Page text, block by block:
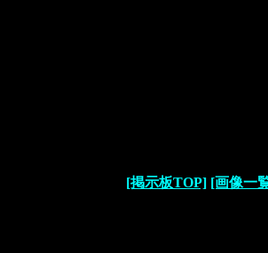
[掲示板TOP] [画像一